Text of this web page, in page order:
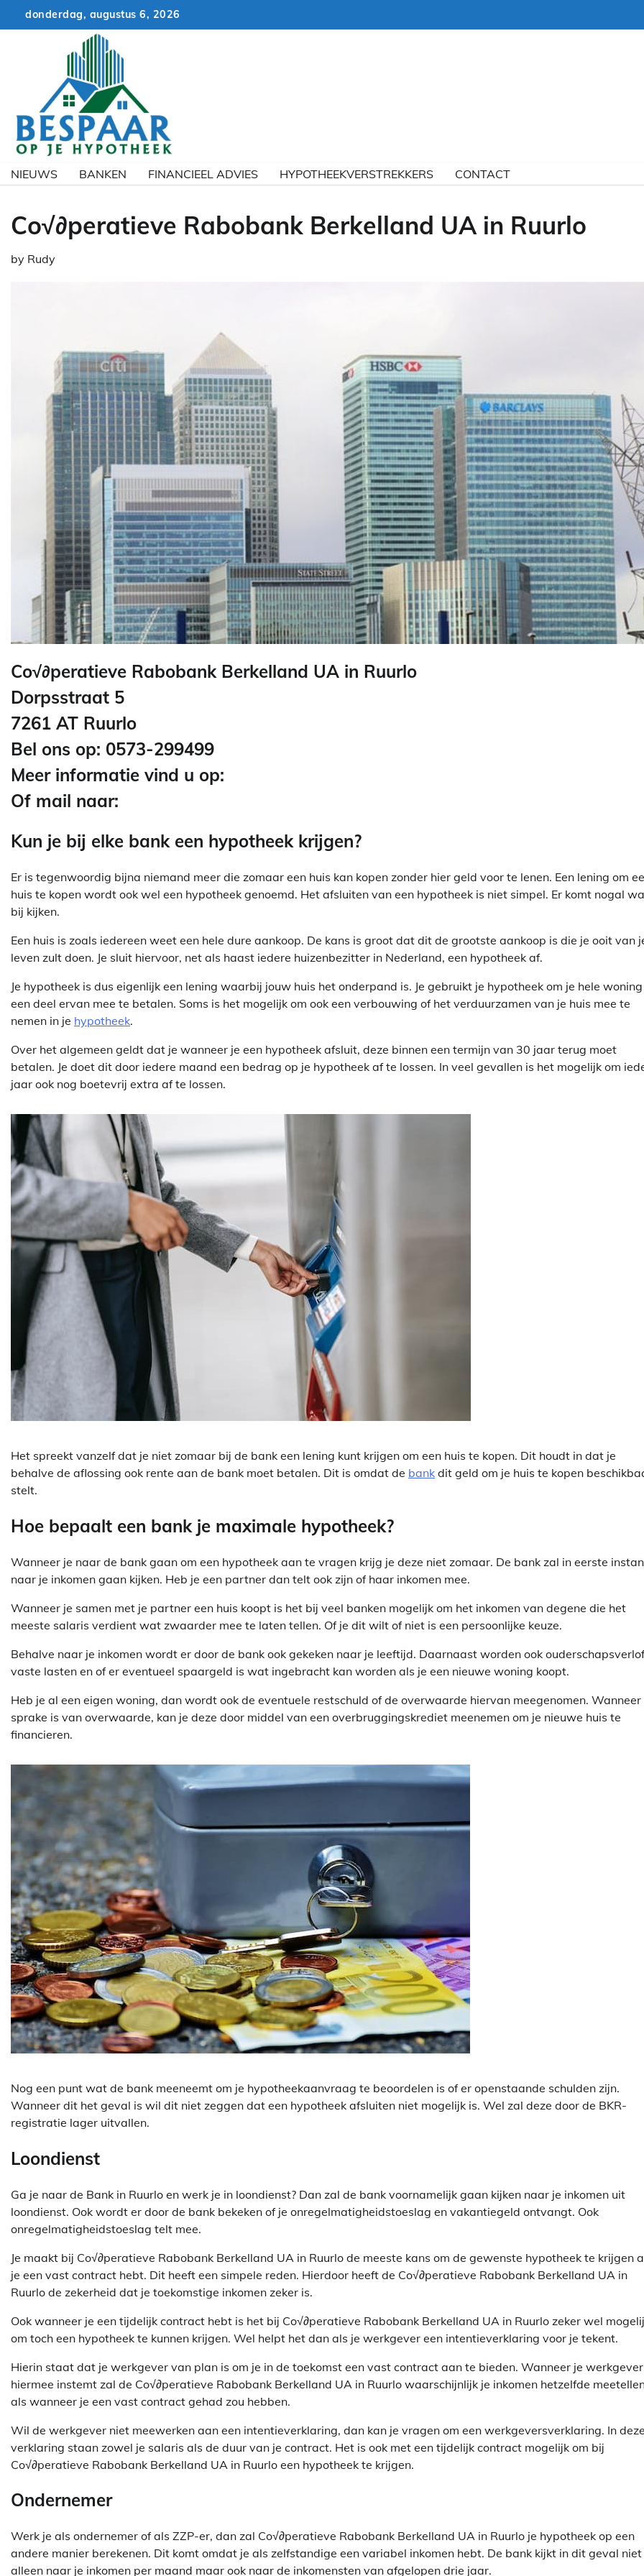
donderdag, augustus 6, 2026
NIEUWS BANKEN FINANCIEEL ADVIES HYPOTHEEKVERSTREKKERS CONTACT
Co√∂peratieve Rabobank Berkelland UA in Ruurlo
by Rudy
Co√∂peratieve Rabobank Berkelland UA in Ruurlo
Dorpsstraat 5
7261 AT Ruurlo
Bel ons op: 0573-299499
Meer informatie vind u op:
Of mail naar:
Kun je bij elke bank een hypotheek krijgen?
Er is tegenwoordig bijna niemand meer die zomaar een huis kan kopen zonder hier geld voor te lenen. Een lening om
huis te kopen wordt ook wel een hypotheek genoemd. Het afsluiten van een hypotheek is niet simpel. Er komt nogal
bij kijken.
Een huis is zoals iedereen weet een hele dure aankoop. De kans is groot dat dit de grootste aankoop is die je ooit van
leven zult doen. Je sluit hiervoor, net als haast iedere huizenbezitter in Nederland, een hypotheek af.
Je hypotheek is dus eigenlijk een lening waarbij jouw huis het onderpand is. Je gebruikt je hypotheek om je hele
een deel ervan mee te betalen. Soms is het mogelijk om ook een verbouwing of het verduurzamen van je huis mee te
nemen in je hypotheek.
Over het algemeen geldt dat je wanneer je een hypotheek afsluit, deze binnen een termijn van 30 jaar terug moet
betalen. Je doet dit door iedere maand een bedrag op je hypotheek af te lossen. In veel gevallen is het mogelijk om
jaar ook nog boetevrij extra af te lossen.
Het spreekt vanzelf dat je niet zomaar bij de bank een lening kunt krijgen om een huis te kopen. Dit houdt in dat je
behalve de aflossing ook rente aan de bank moet betalen. Dit is omdat de bank dit geld om je huis te kopen
stelt.
Hoe bepaalt een bank je maximale hypotheek?
Wanneer je naar de bank gaan om een hypotheek aan te vragen krijg je deze niet zomaar. De bank zal in eerste
naar je inkomen gaan kijken. Heb je een partner dan telt ook zijn of haar inkomen mee.
Wanneer je samen met je partner een huis koopt is het bij veel banken mogelijk om het inkomen van degene die het
meeste salaris verdient wat zwaarder mee te laten tellen. Of je dit wilt of niet is een persoonlijke keuze.
Behalve naar je inkomen wordt er door de bank ook gekeken naar je leeftijd. Daarnaast worden ook
vaste lasten en of er eventueel spaargeld is wat ingebracht kan worden als je een nieuwe woning koopt.
Heb je al een eigen woning, dan wordt ook de eventuele restschuld of de overwaarde hiervan meegenomen. Wanneer
sprake is van overwaarde, kan je deze door middel van een overbruggingskrediet meenemen om je nieuwe huis te
financieren.
Nog een punt wat de bank meeneemt om je hypotheekaanvraag te beoordelen is of er openstaande schulden zijn.
Wanneer dit het geval is wil dit niet zeggen dat een hypotheek afsluiten niet mogelijk is. Wel zal deze door de BKR-
registratie lager uitvallen.
Loondienst
Ga je naar de Bank in Ruurlo en werk je in loondienst? Dan zal de bank voornamelijk gaan kijken naar je inkomen uit
loondienst. Ook wordt er door de bank bekeken of je onregelmatigheidstoeslag en vakantiegeld ontvangt. Ook
onregelmatigheidstoeslag telt mee.
Je maakt bij Co√∂peratieve Rabobank Berkelland UA in Ruurlo de meeste kans om de gewenste hypotheek te krijgen
je een vast contract hebt. Dit heeft een simpele reden. Hierdoor heeft de Co√∂peratieve Rabobank Berkelland UA in
Ruurlo de zekerheid dat je toekomstige inkomen zeker is.
Ook wanneer je een tijdelijk contract hebt is het bij Co√∂peratieve Rabobank Berkelland UA in Ruurlo zeker wel
om toch een hypotheek te kunnen krijgen. Wel helpt het dan als je werkgever een intentieverklaring voor je tekent.
Hierin staat dat je werkgever van plan is om je in de toekomst een vast contract aan te bieden. Wanneer je werkgever
hiermee instemt zal de Co√∂peratieve Rabobank Berkelland UA in Ruurlo waarschijnlijk je inkomen hetzelfde
als wanneer je een vast contract gehad zou hebben.
Wil de werkgever niet meewerken aan een intentieverklaring, dan kan je vragen om een werkgeversverklaring. In deze
verklaring staan zowel je salaris als de duur van je contract. Het is ook met een tijdelijk contract mogelijk om bij
Co√∂peratieve Rabobank Berkelland UA in Ruurlo een hypotheek te krijgen.
Ondernemer
Werk je als ondernemer of als ZZP-er, dan zal Co√∂peratieve Rabobank Berkelland UA in Ruurlo je hypotheek op een
andere manier berekenen. Dit komt omdat je als zelfstandige een variabel inkomen hebt. De bank kijkt in dit geval niet
alleen naar je inkomen per maand maar ook naar de inkomensten van afgelopen drie jaar.